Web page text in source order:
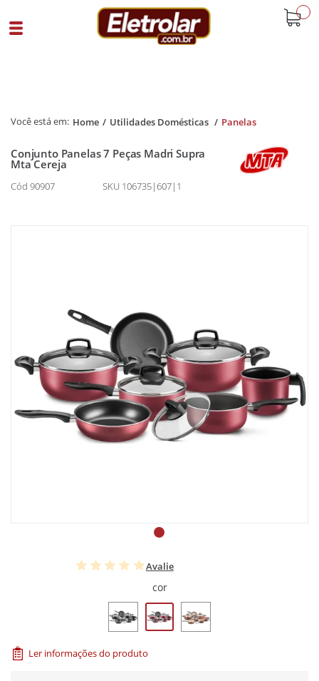
Home Utilidades Domésticas Panelas
Conjunto Panelas 7 Peças Madri Supra
Mta Cereja
Cód 90907 SKU 106735|607|1
Avalie
cor
Ler informações do produto